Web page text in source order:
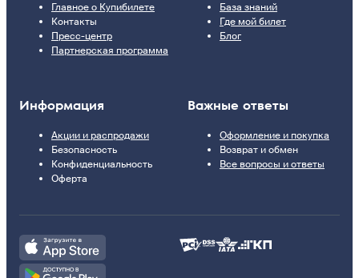
Главное о Купибилете
Контакты
Пресс-центр
Партнерская программа
База знаний
Где мой билет
Блог
Информация
Акции и распродажи
Безопасность
Конфиденциальность
Оферта
Важные ответы
Оформление и покупка
Возврат и обмен
Все вопросы и ответы